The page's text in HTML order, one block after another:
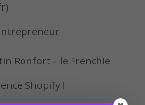
Ronfort – le Frenchie
Shopify !